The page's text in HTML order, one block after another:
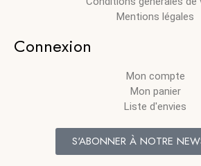
Mentions légales
Connexion
Mon compte
Mon panier
Liste d'envies
S'ABONNER À NOTRE